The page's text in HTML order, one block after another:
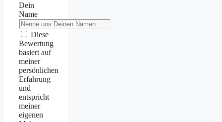
Dein
Name
Diese
Bewertung
basiert auf
meiner
persönlichen
Erfahrung
und
entspricht
meiner
eigenen